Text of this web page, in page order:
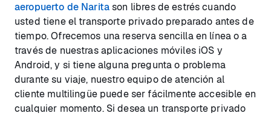
aeropuerto de Naritason libres de estrés cuando
usted tiene el transporte privado preparado antes de
tiempo. Ofrecemos una reserva sencilla en línea o a
través de nuestras aplicaciones móviles iOS y
Android, y si tiene alguna pregunta o problema
durante su viaje, nuestro equipo de atención al
cliente multilingüe puede ser fácilmente accesible en
cualquier momento. Si desea un transporte privado